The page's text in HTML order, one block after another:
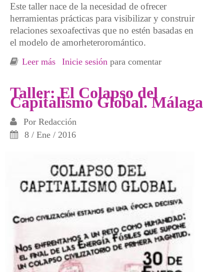
Este taller nace de la necesidad de ofrecer
herramientas prácticas para visibilizar y construir
relaciones sexoafectivas que no estén basadas en
el modelo de amorheteroromántico.
Leer más sobre Taller del amor en Barakaldo
Inicie sesión para comentar
Taller: El Colapso del
Capitalismo Global. Málaga
Por Redacción
8 / Ene / 2016